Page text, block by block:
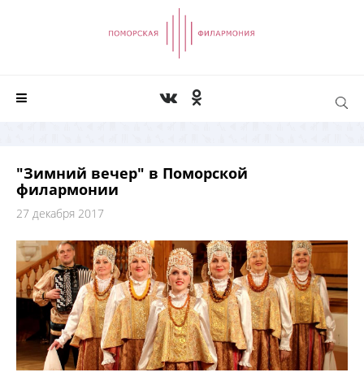
"Зимний вечер" в Поморской
филармонии
27 декабря 2017